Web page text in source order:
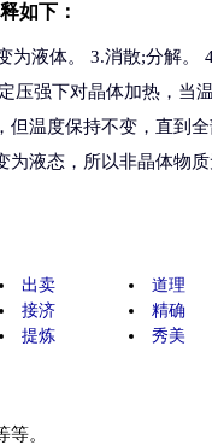
如下：
为液体。 3.消散;分解。
压强下对晶体加热，当
温度保持不变，直到
液态，所以非晶体物质
出卖 道理
接济 精确
提炼 秀美
等。